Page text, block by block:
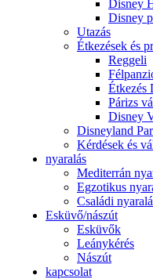
Disney
Disney
Utazás
Étkezések és
Reggeli
Étkezés
Párizs
Disney
Disneyland
Kérdések és
nyaralás
Mediterrán
Egzotikus
Családi
Esküvő/nászút
Esküvők
Leánykérés
Nászút
kapcsolat